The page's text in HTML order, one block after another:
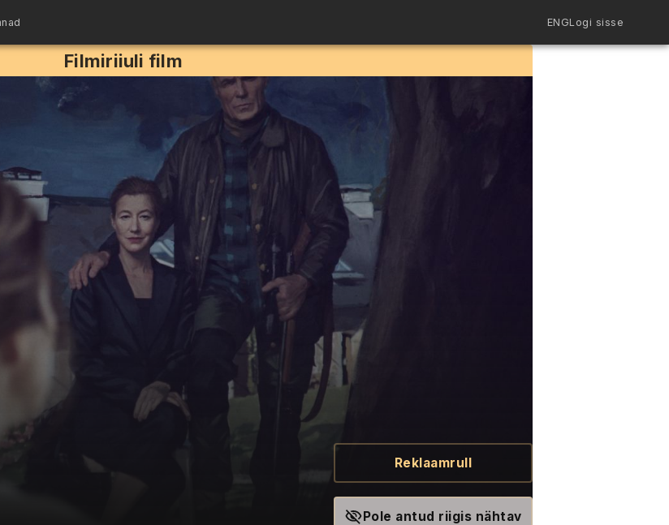
ENGLogi sisse
Filmiriiuli film
Reklaamrull
Pole antud riigis nähtav